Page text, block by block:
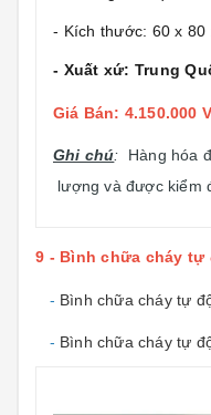
- Kích thước: 60 x 80
- Xuất xứ: Trung
Giá Bán: 4.150.000
Ghi chú: Hàng hóa
lượng và được kiểm
9 - Bình chữa cháy tự
- Bình chữa cháy tự
- Bình chữa cháy tự